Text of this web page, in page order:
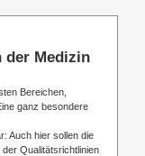
der Medizin
Bereichen,
ganz besondere
Auch hier sollen die
Qualitätsrichtlinien